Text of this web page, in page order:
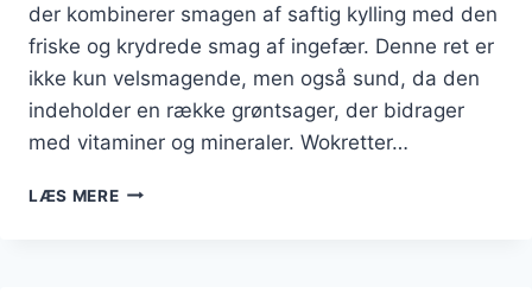
der kombinerer smagen af saftig kylling med den
friske og krydrede smag af ingefær. Denne ret er
ikke kun velsmagende, men også sund, da den
indeholder en række grøntsager, der bidrager
med vitaminer og mineraler. Wokretter…
LÆS MEREWOK